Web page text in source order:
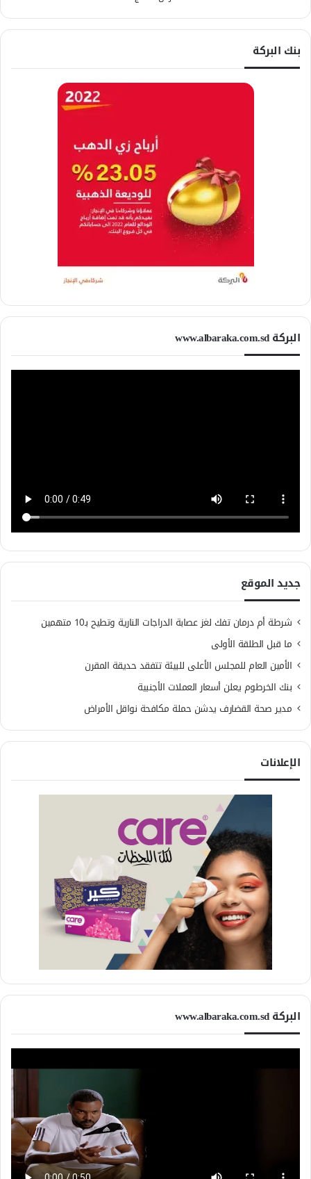
بنك البركة
البركة www.albaraka.com.sd
جديد الموقع
شرطة أم درمان تفك لغز عصابة الدراجات النارية وتطيح بـ10 متهمين
ما قبل الطلقة الأولى
الأمين العام للمجلس الأعلى للبيئة تتفقد حديقة المقرن
بنك الخرطوم يعلن أسعار العملات الأجنبية
مدير صحة القضارف يدشن حملة مكافحة نواقل الأمراض
الإعلانات
البركة www.albaraka.com.sd